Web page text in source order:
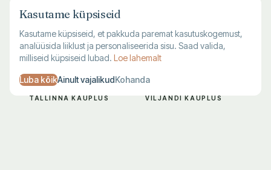
TALLINNA KAUPLUS VILJANDI KAUPLUS
Kasutame küpsiseid
Kasutame küpsiseid, et pakkuda paremat kasutuskogemust,
analüüsida liiklust ja personaliseerida sisu. Saad valida,
milliseid küpsiseid lubad. Loe lahemalt
Luba kõikAinult vajalikudKohanda